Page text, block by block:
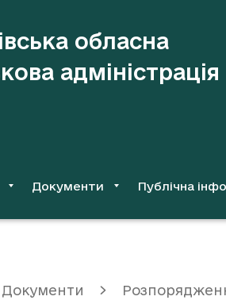
обласна
адміністрація
Документи Публічна
Документи